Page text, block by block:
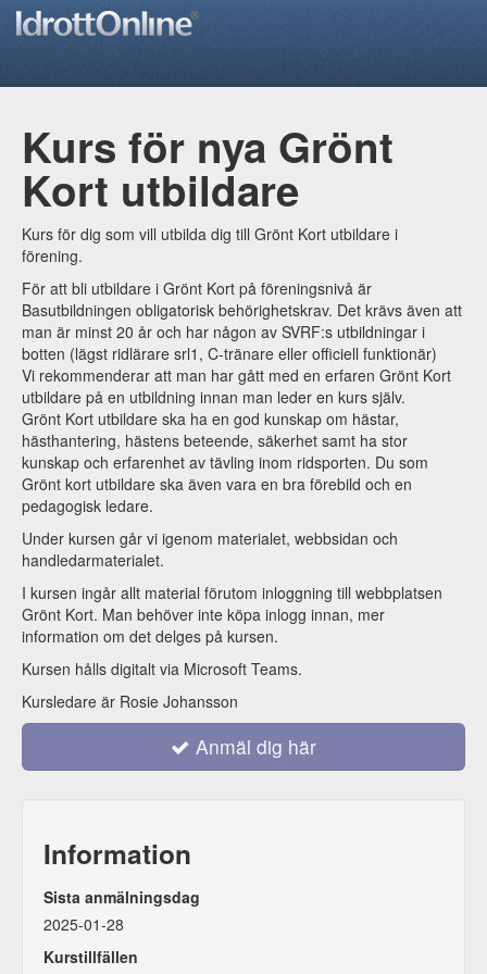
Kurs för nya Grönt
Kort utbildare
Kurs för dig som vill utbilda dig till Grönt Kort utbildare i
förening.
För att bli utbildare i Grönt Kort på föreningsnivå är
Basutbildningen obligatorisk behörighetskrav. Det krävs även att
man är minst 20 år och har någon av SVRF:s utbildningar i
botten (lägst ridlärare srl1, C-tränare eller officiell funktionär)
Vi rekommenderar att man har gått med en erfaren Grönt Kort
utbildare på en utbildning innan man leder en kurs själv.
Grönt Kort utbildare ska ha en god kunskap om hästar,
hästhantering, hästens beteende, säkerhet samt ha stor
kunskap och erfarenhet av tävling inom ridsporten. Du som
Grönt kort utbildare ska även vara en bra förebild och en
pedagogisk ledare.
Under kursen går vi igenom materialet, webbsidan och
handledarmaterialet.
I kursen ingår allt material förutom inloggning till webbplatsen
Grönt Kort. Man behöver inte köpa inlogg innan, mer
information om det delges på kursen.
Kursen hålls digitalt via Microsoft Teams.
Kursledare är Rosie Johansson
Anmäl dig här
Information
Sista anmälningsdag
2025-01-28
Kurstillfällen